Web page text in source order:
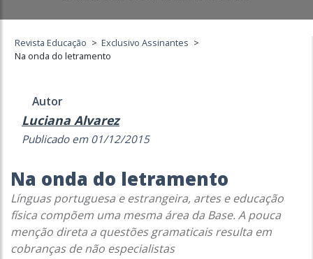
Revista Educação > Exclusivo Assinantes >
Na onda do letramento
Autor
Luciana Alvarez
Publicado em 01/12/2015
Na onda do letramento
Línguas portuguesa e estrangeira, artes e educação
física compõem uma mesma área da Base. A pouca
menção direta a questões gramaticais resulta em
cobranças de não especialistas